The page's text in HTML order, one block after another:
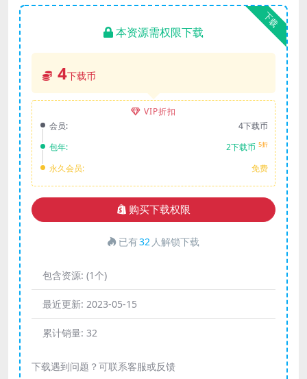
下载
本资源需权限下载
4下载币
VIP折扣
会员:
4下载币
包年:
2下载币 5折
永久会员: 免费
购买下载权限
已有32 人解锁下载
包含资源: (1个)
最近更新: 2023-05-15
累计销量: 32
下载遇到问题？可联系客服或反馈